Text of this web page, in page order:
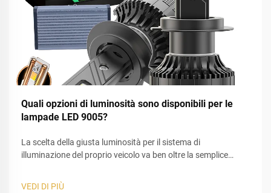
Quali opzioni di luminosità sono disponibili per le
lampade LED 9005?
La scelta della giusta luminosità per il sistema di
illuminazione del proprio veicolo va ben oltre la semplice
qualità di esperti nell’illuminazione automobilistica,
VEDI DI PIÙ